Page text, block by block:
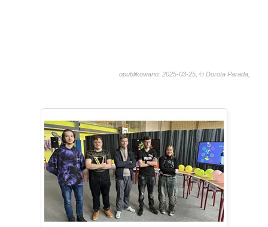
opublikowano: 2025-03-25, © Dorota Parada,